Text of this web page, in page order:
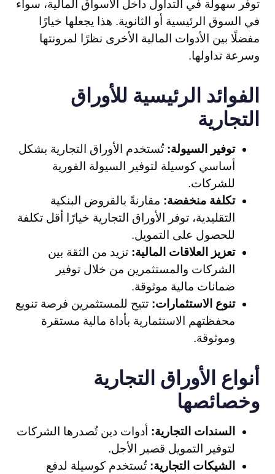
توفر سهولة في التداول داخل الأسواق المالية، سواء
في السوق الرئيسية أو الثانوية. هذا يجعلها خيارًا
مفضلًا بين الأدوات المالية الأخرى نظرًا لمرونتها
وسرعة تداولها.
الفوائد الرئيسية للأوراق
التجارية
توفير السيولة: تُستخدم الأوراق التجارية بشكل
أساسي كوسيلة لتوفير السيولة الفورية
للشركات.
تكلفة منخفضة: مقارنةً بالقروض البنكية
التقليدية، توفر الأوراق التجارية خيارًا أقل تكلفة
للحصول على التمويل.
تعزيز العلاقات المالية: تزيد من الثقة بين
الشركات والمستثمرين من خلال توفير
ضمانات مالية موثوقة.
تنوع الاستثمارات: تتيح للمستثمرين فرصة تنويع
محفظتهم الاستثمارية بأداة مالية مستقرة
وموثوقة.
أنواع الأوراق التجارية
وخصائصها
السندات التجارية: أدوات دين تُصدرها الشركات
لتوفير التمويل قصير الأجل.
الشيكات التجارية: تُستخدم كوسيلة لدفع